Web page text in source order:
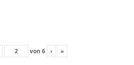
von 6 › »